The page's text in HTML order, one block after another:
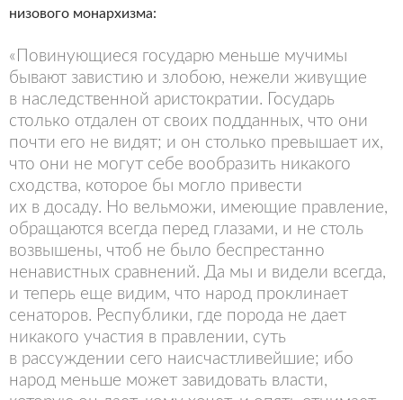
низового монархизма:
«Повинующиеся государю меньше мучимы
бывают завистию и злобою, нежели живущие
в наследственной аристократии. Государь
столько отдален от своих подданных, что они
почти его не видят; и он столько превышает их,
что они не могут себе вообразить никакого
сходства, которое бы могло привести
их в досаду. Но вельможи, имеющие правление,
обращаются всегда перед глазами, и не столь
возвышены, чтоб не было беспрестанно
ненавистных сравнений. Да мы и видели всегда,
и теперь еще видим, что народ проклинает
сенаторов. Республики, где порода не дает
никакого участия в правлении, суть
в рассуждении сего наисчастливейшие; ибо
народ меньше может завидовать власти,